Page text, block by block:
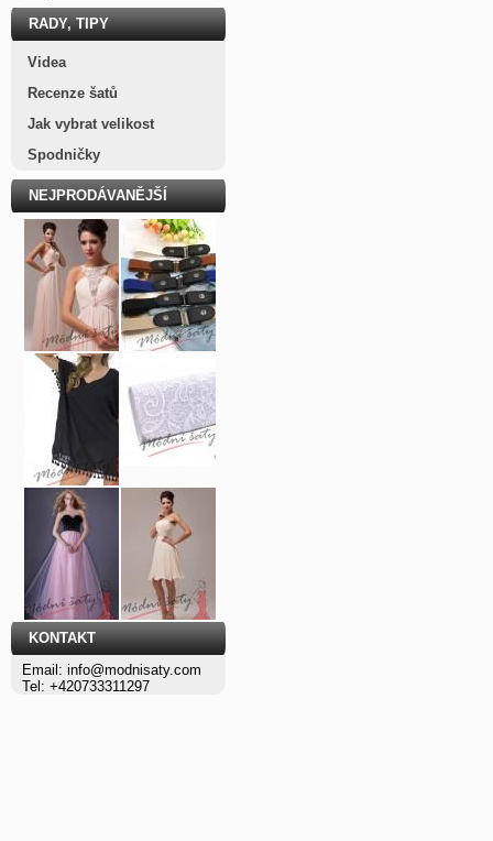
RADY, TIPY
Videa
Recenze šatů
Jak vybrat velikost
Spodničky
NEJPRODÁVANĚJŠÍ
KONTAKT
Email: info@modnisaty.com
Tel: +420733311297